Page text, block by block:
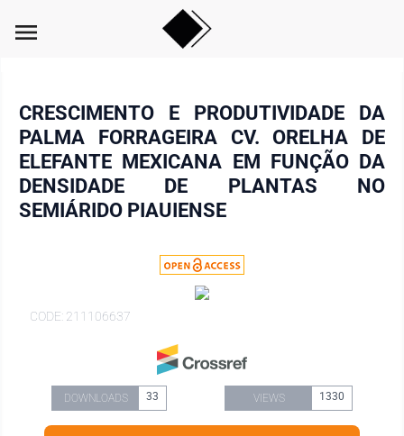
menu
CRESCIMENTO E PRODUTIVIDADE DA
PALMA FORRAGEIRA CV. ORELHA DE
ELEFANTE MEXICANA EM FUNÇÃO DA
DENSIDADE DE PLANTAS NO
SEMIÁRIDO PIAUIENSE
CODE: 211106637
DOWNLOADS 33 VIEWS 1330